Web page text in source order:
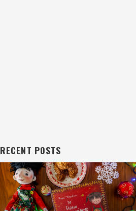
RECENT POSTS